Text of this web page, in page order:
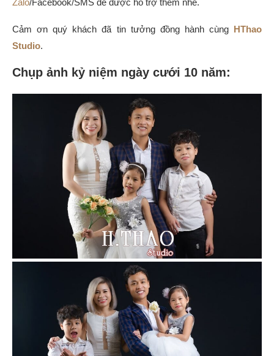
Zalo/Facebook/SMS để được hỗ trợ thêm nhé.
Cảm ơn quý khách đã tin tưởng đồng hành cùng HThao
Studio.
Chụp ảnh kỷ niệm ngày cưới 10 năm: